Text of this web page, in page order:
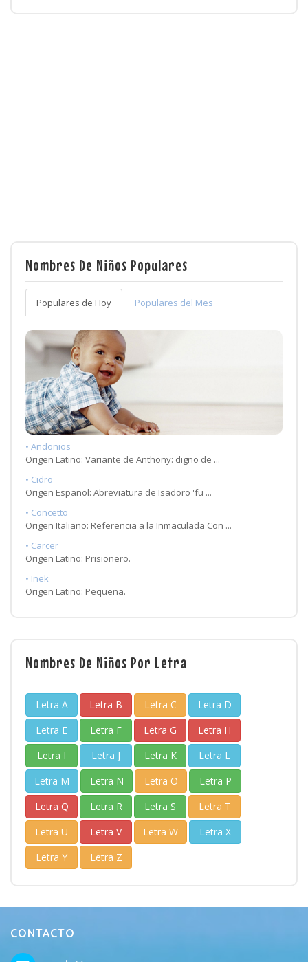
Nombres De Niños Populares
Populares de Hoy Populares del Mes
• Andonios
Origen Latino: Variante de Anthony: digno de ...
• Cidro
Origen Español: Abreviatura de Isadoro 'fu ...
• Concetto
Origen Italiano: Referencia a la Inmaculada Con ...
• Carcer
Origen Latino: Prisionero.
• Inek
Origen Latino: Pequeña.
Nombres De Niños Por Letra
Letra A Letra B Letra C
Letra D
Letra E
Letra F Letra G
Letra H
Letra I
Letra J Letra K
Letra L
Letra M
Letra N Letra O
Letra P
Letra Q
Letra R Letra S
Letra T
Letra U
Letra V Letra W
Letra X
Letra Y
Letra Z
CONTACTO